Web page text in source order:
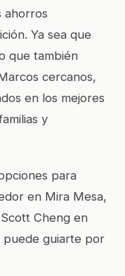
ahorros
Ya sea que
que también
cercanos,
en los mejores
y
para
en Mira Mesa,
Cheng en
puede guiarte por